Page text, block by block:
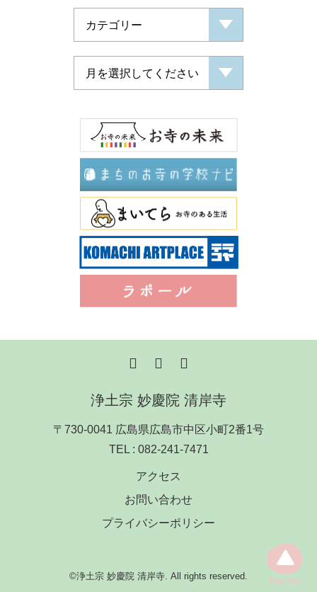
浄土宗 妙慶院 清岸寺
〒730-0041 広島県広島市中区小町2番1号
TEL : 082-241-7471
アクセス
お問い合わせ
プライバシーポリシー
©浄土宗 妙慶院 清岸寺. All rights reserved.